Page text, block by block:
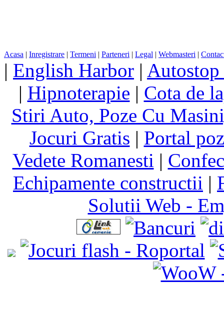
Acasa | Inregistrare | Termeni | Parteneri | Legal | Webmasteri |
| English Harbor |
| Hipnoterapie | Cota de
Stiri Auto, Poze Cu
Jocuri Gratis | Portal
Vedete Romanesti |
Echipamente constructii |
Solutii Web -